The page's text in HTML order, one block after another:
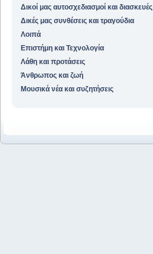
Δικοί μας αυτοσχεδιασμοί και διασκευές
Δικές μας συνθέσεις και τραγούδια
Λοιπά
Επιστήμη και Τεχνολογία
Λάθη και προτάσεις
Άνθρωπος και ζωή
Μουσικά νέα και συζητήσεις